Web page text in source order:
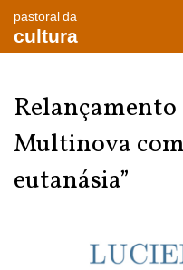
pastoral da
cultura
Multinova
eutanásia”